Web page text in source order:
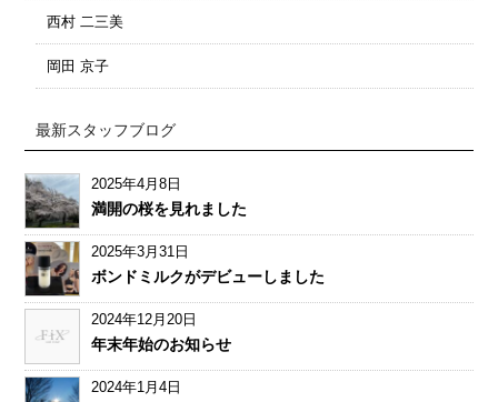
西村 二三美
岡田 京子
最新スタッフブログ
2025年4月8日
満開の桜を見れました
2025年3月31日
ボンドミルクがデビューしました
2024年12月20日
年末年始のお知らせ
2024年1月4日